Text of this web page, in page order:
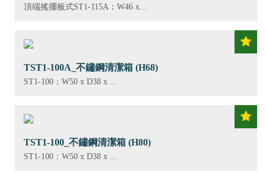
頂端搖擺板式ST1-115A：W46 x...
TST1-100A_不鏽鋼清潔箱 (H68)
ST1-100：W50 x D38 x ...
TST1-100_不鏽鋼清潔箱 (H80)
ST1-100：W50 x D38 x ...